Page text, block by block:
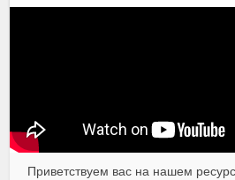
Приветствуем вас на нашем